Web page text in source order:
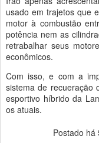
usado em trajetos que
motor à combustão
potência nem as
retrabalhar seus
econômicos.
Com isso, e com a
sistema de recueração
esportivo híbrido da
os atuais.
Postado há